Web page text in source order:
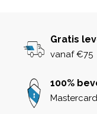
Gratis
vanaf €75
100%